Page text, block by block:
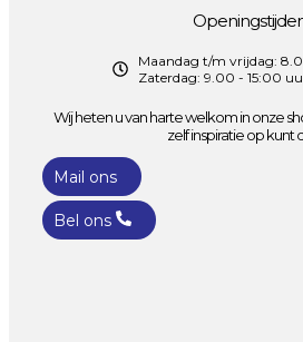
Maandag t/m vrijdag:
Zaterdag: 9.00 - 15:00
Wij heten u van harte welkom in onze
zelf inspiratie op kunt
Mail ons
Bel ons